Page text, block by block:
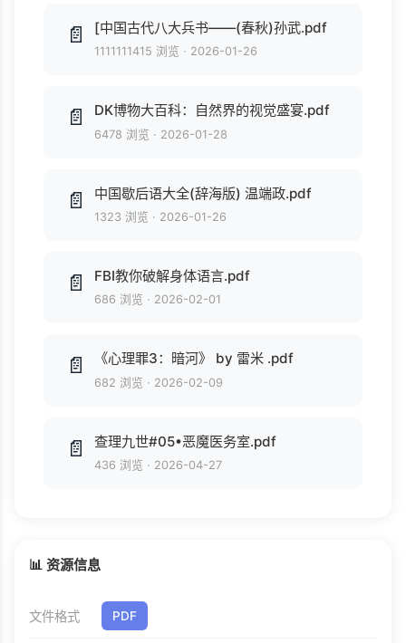
📄 [中国古代八大兵书——(春秋)孙武.pdf
1111111415 浏览 · 2026-01-26
📄 DK博物大百科：自然界的视觉盛宴.pdf
6478 浏览 · 2026-01-28
📄 中国歇后语大全(辞海版) 温端政.pdf
1323 浏览 · 2026-01-26
📄 FBI教你破解身体语言.pdf
686 浏览 · 2026-02-01
📄 《心理罪3：暗河》 by 雷米 .pdf
682 浏览 · 2026-02-09
📄 查理九世#05•恶魔医务室.pdf
436 浏览 · 2026-04-27
📊 资源信息
文件格式 PDF